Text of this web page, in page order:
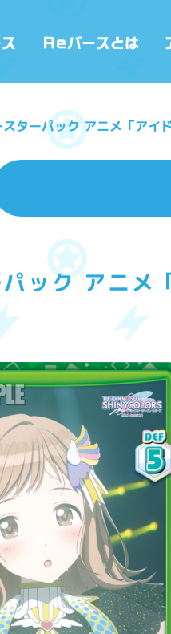
スターパック アニメ「アイ
パック アニ